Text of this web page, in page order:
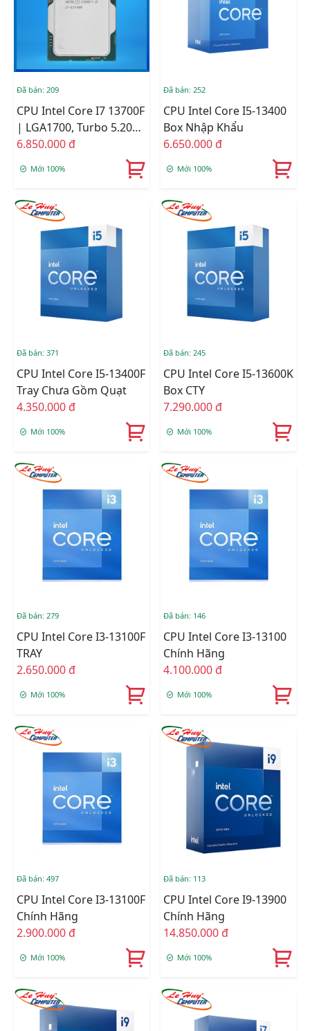
Đã bán: 209
CPU Intel Core I7 13700F
| LGA1700, Turbo 5.20
GHz, 16C/24T, 30MB,
6.850.000 đ
Mới 100%
Đã bán: 252
CPU Intel Core I5-13400
Box Nhập Khẩu
6.650.000 đ
Mới 100%
Đã bán: 371
CPU Intel Core I5-13400F
Tray Chưa Gồm Quạt
4.350.000 đ
Mới 100%
Đã bán: 245
CPU Intel Core I5-13600K
Box CTY
7.290.000 đ
Mới 100%
Đã bán: 279
CPU Intel Core I3-13100F
TRAY
2.650.000 đ
Mới 100%
Đã bán: 146
CPU Intel Core I3-13100
Chính Hãng
4.100.000 đ
Mới 100%
Đã bán: 497
CPU Intel Core I3-13100F
Chính Hãng
2.900.000 đ
Mới 100%
Đã bán: 113
CPU Intel Core I9-13900
Chính Hãng
14.850.000 đ
Mới 100%